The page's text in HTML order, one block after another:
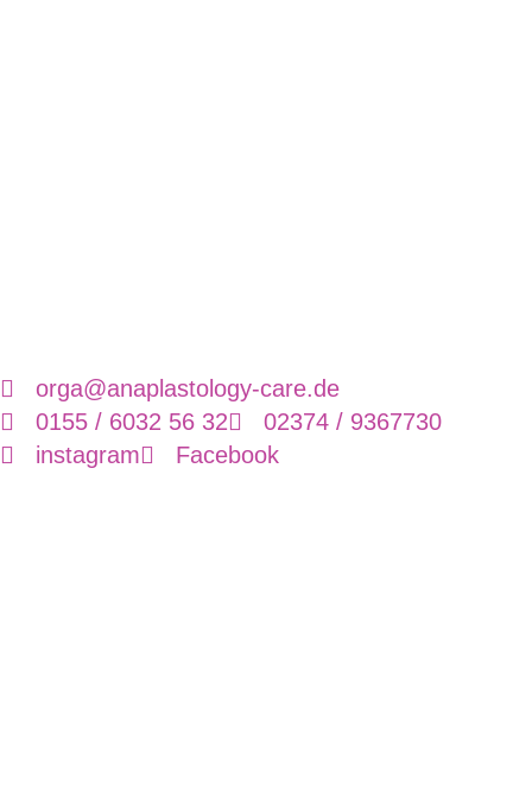
orga@anaplastology-care.de
0155 / 6032 56 32
02374 / 9367730
instagram
Facebook